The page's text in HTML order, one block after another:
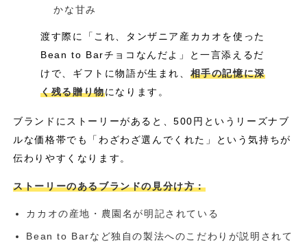
かな甘み
渡す際に「これ、タンザニア産カカオを使った
Bean to Barチョコなんだよ」と一言添えるだ
けで、ギフトに物語が生まれ、 相手の記憶に深
く残る贈り物になります。
ブランドにストーリーがあると、500円というリーズナブ
ルな価格帯でも「わざわざ選んでくれた」という気持ちが
伝わりやすくなります。
ストーリーのあるブランドの見分け方：
カカオの産地・農園名が明記されている
Bean to Barなど独自の製法へのこだわりが説明されて